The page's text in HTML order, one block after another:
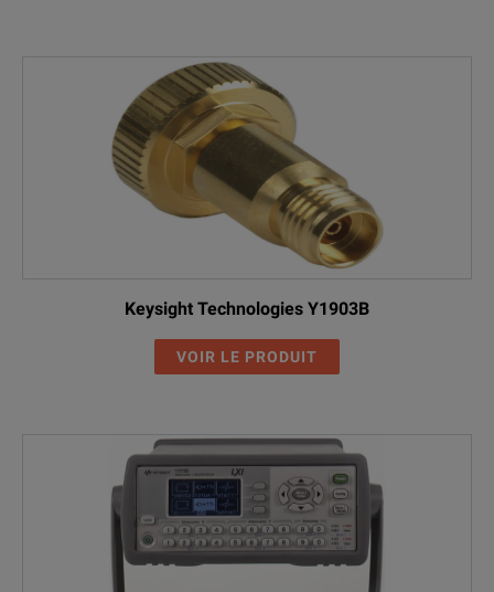
Keysight Technologies Y1903B
VOIR LE PRODUIT